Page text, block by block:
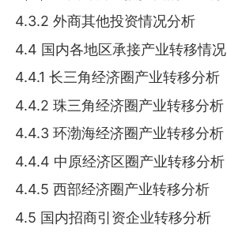
4.3.2 外商其他投资情况分析
4.4 国内各地区承接产业转移情况
4.4.1 长三角经济圈产业转移分析
4.4.2 珠三角经济圈产业转移分析
4.4.3 环渤海经济圈产业转移分析
4.4.4 中原经济区圈产业转移分析
4.4.5 西部经济圈产业转移分析
4.5 国内招商引资企业转移分析